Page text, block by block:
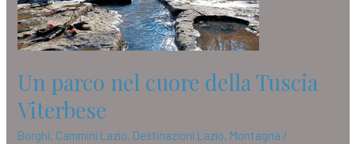
Un parco nel cuore della Tuscia
Viterbese
Borghi, Cammini Lazio, Destinazioni Lazio, Montagna /
Viterbese